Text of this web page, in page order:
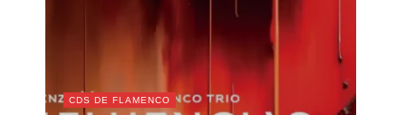
CDS DE FLAMENCO